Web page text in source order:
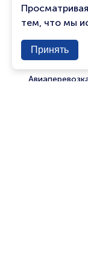
тем, что мы
Принять